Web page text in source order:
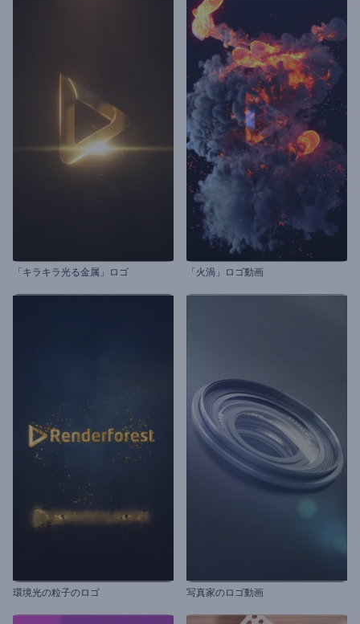
「キラキラ光る金属」ロゴ 「火渦」ロゴ動画
環境光の粒子のロゴ 写真家のロゴ動画